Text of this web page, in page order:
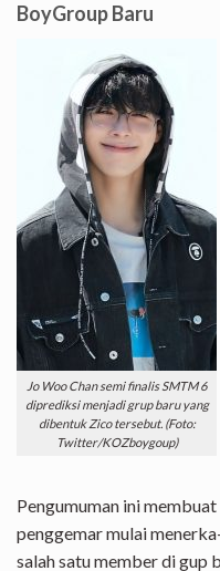
BoyGroup Baru
Jo Woo Chan semi finalis SMTM 6
diprediksi menjadi grup baru yang
dibentuk Zico tersebut. (Foto:
Twitter/KOZboygoup)
Pengumuman ini
penggemar mulai
salah satu member di gup